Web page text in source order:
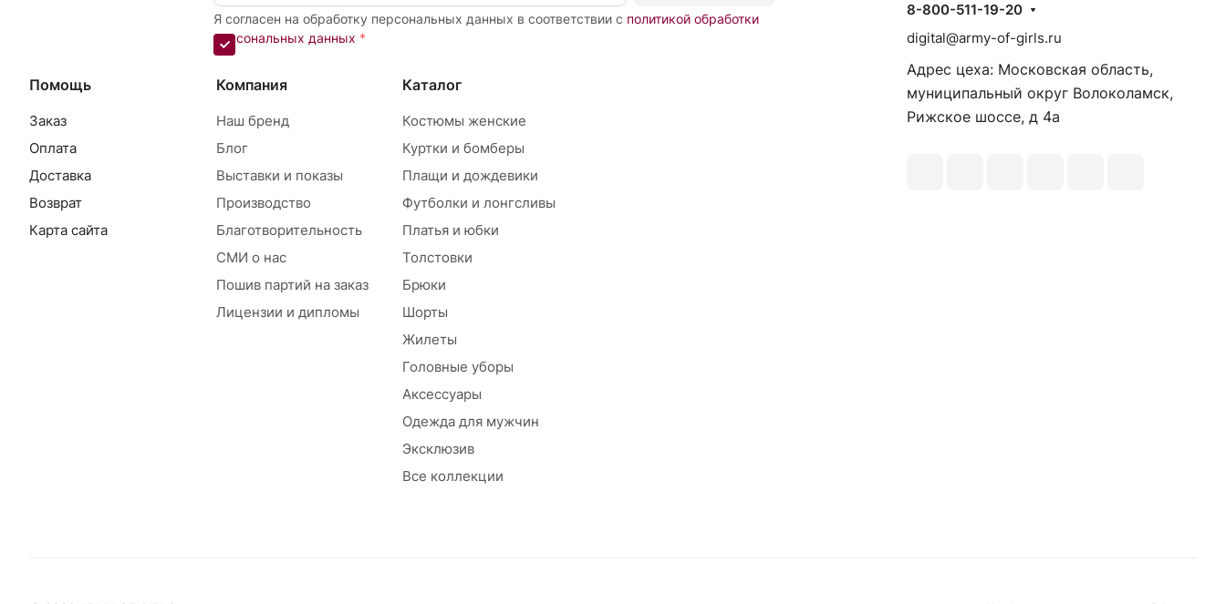
Я согласен на обработку персональных данных в соответствии с политикой обработки
персональных данных *
Помощь
Заказ
Оплата
Доставка
Возврат
Карта сайта
Компания
Наш бренд
Блог
Выставки и показы
Производство
Благотворительность
СМИ о нас
Пошив партий на заказ
Лицензии и дипломы
Каталог
Костюмы женские
Куртки и бомберы
Плащи и дождевики
Футболки и лонгсливы
Платья и юбки
Толстовки
Брюки
Шорты
Жилеты
Головные уборы
Аксессуары
Одежда для мужчин
Эксклюзив
Все коллекции
8-800-511-19-20
digital@army-of-girls.ru
Адрес цеха: Московская область,
муниципальный округ Волоколамск,
Рижское шоссе, д 4а